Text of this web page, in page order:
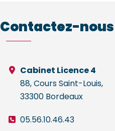
Contactez-nous
Cabinet Licence 4
88, Cours Saint-Louis,
33300 Bordeaux
05.56.10.46.43